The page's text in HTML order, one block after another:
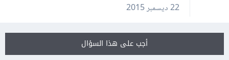
22 ديسمبر 2015
أجب على هذا السؤال